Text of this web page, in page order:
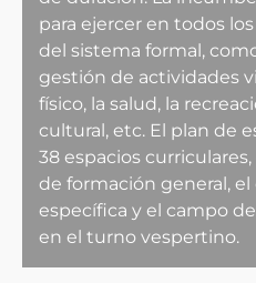
para ejercer en todos
del sistema formal,
gestión de actividades
físico, la salud, la
cultural, etc. El plan de
38 espacios
de formación general,
específica y el campo
en el turno vespertino.